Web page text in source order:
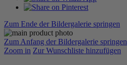
Zum Ende der Bildergalerie springen
Zum Anfang der Bildergalerie springen
Zoom in Zur Wunschliste hinzufügen